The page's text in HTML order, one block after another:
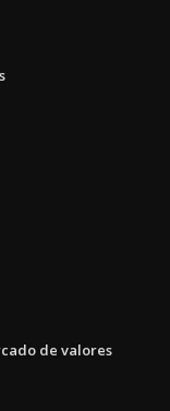
de valores